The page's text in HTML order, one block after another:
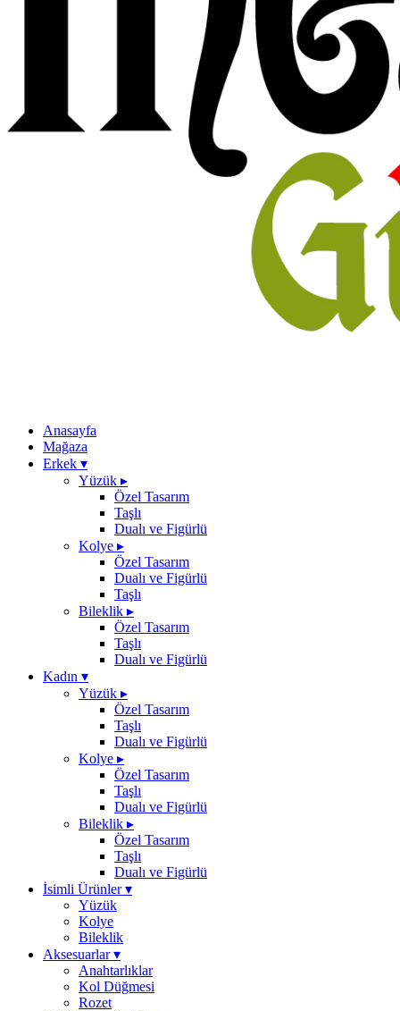
Anasayfa
Mağaza
Erkek ▾
Yüzük ▸
Özel Tasarım
Taşlı
Dualı ve Figürlü
Kolye ▸
Özel Tasarım
Dualı ve Figürlü
Taşlı
Bileklik ▸
Özel Tasarım
Taşlı
Dualı ve Figürlü
Kadın ▾
Yüzük ▸
Özel Tasarım
Taşlı
Dualı ve Figürlü
Kolye ▸
Özel Tasarım
Taşlı
Dualı ve Figürlü
Bileklik ▸
Özel Tasarım
Taşlı
Dualı ve Figürlü
İsimli Ürünler▾
Yüzük
Kolye
Bileklik
Aksesuarlar▾
Anahtarlıklar
Kol Düğmesi
Rozet